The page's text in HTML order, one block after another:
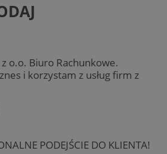
o.o. Biuro Rachunkowe.
i korzystam z usług firm z
PODEJŚCIE DO KLIENTA!